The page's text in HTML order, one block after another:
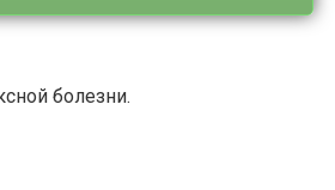
болезни.